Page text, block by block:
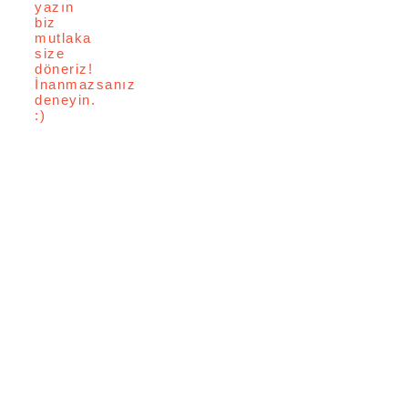
yazın
biz
mutlaka
size
döneriz!
İnanmazsanız
deneyin.
:)